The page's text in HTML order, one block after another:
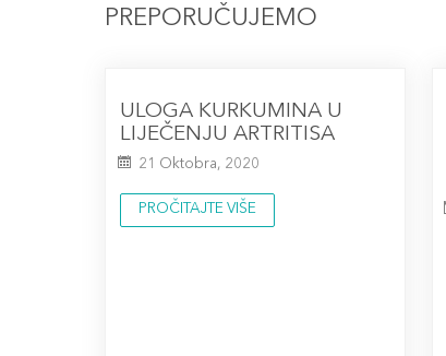
PREPORUČUJEMO
ULOGA KURKUMINA U
LIJEČENJU ARTRITISA
21 Oktobra, 2020
PROČITAJTE VIŠE